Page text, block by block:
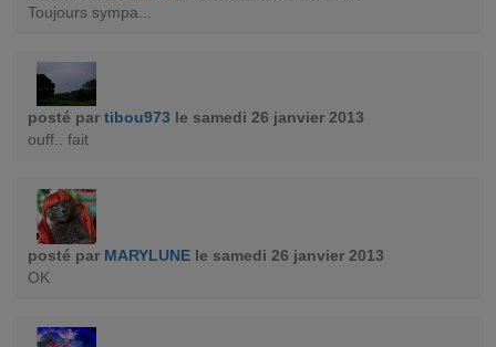
Toujours sympa...
posté par tibou973 le samedi 26 janvier 2013
ouff.. fait
posté par MARYLUNE le samedi 26 janvier 2013
OK